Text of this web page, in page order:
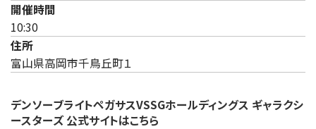
開催時間
10:30
住所
富山県高岡市千鳥丘町１
デンソーブライトペガサスVSSGホールディングス ギャラクシ
ースターズ 公式サイトはこちら